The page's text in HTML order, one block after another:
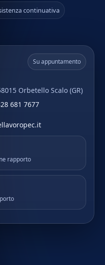
continuativa
Su appuntamento
Orbetello Scalo (GR)
681 7677
rapporto